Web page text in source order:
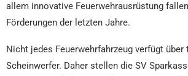
allem innovative Feuerwehrausrüstung
Förderungen der letzten Jahre.
Nicht jedes Feuerwehrfahrzeug verfügt über
Scheinwerfer. Daher stellen die SV